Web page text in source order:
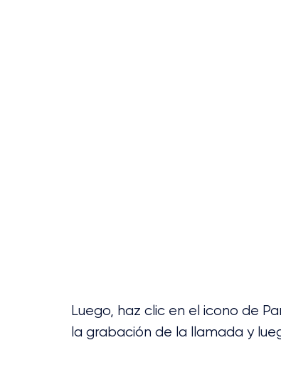
Luego, haz clic en el icono de
la grabación de la llamada y